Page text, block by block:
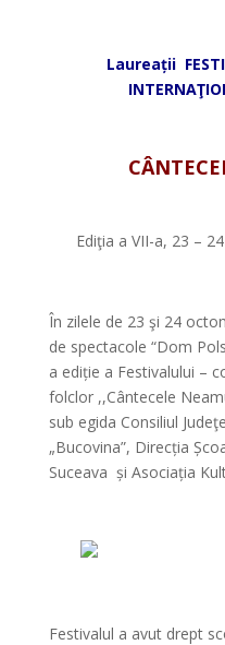
Laureații
Ediţia a VII-a, 23 –
În zilele de 23 şi 24
de spectacole “Dom
a ediție a Festivalului –
folclor ,,Cântecele
sub egida Consiliul
„Bucovina”, Direcția
Suceava și Asociația
Festivalul a avut drept